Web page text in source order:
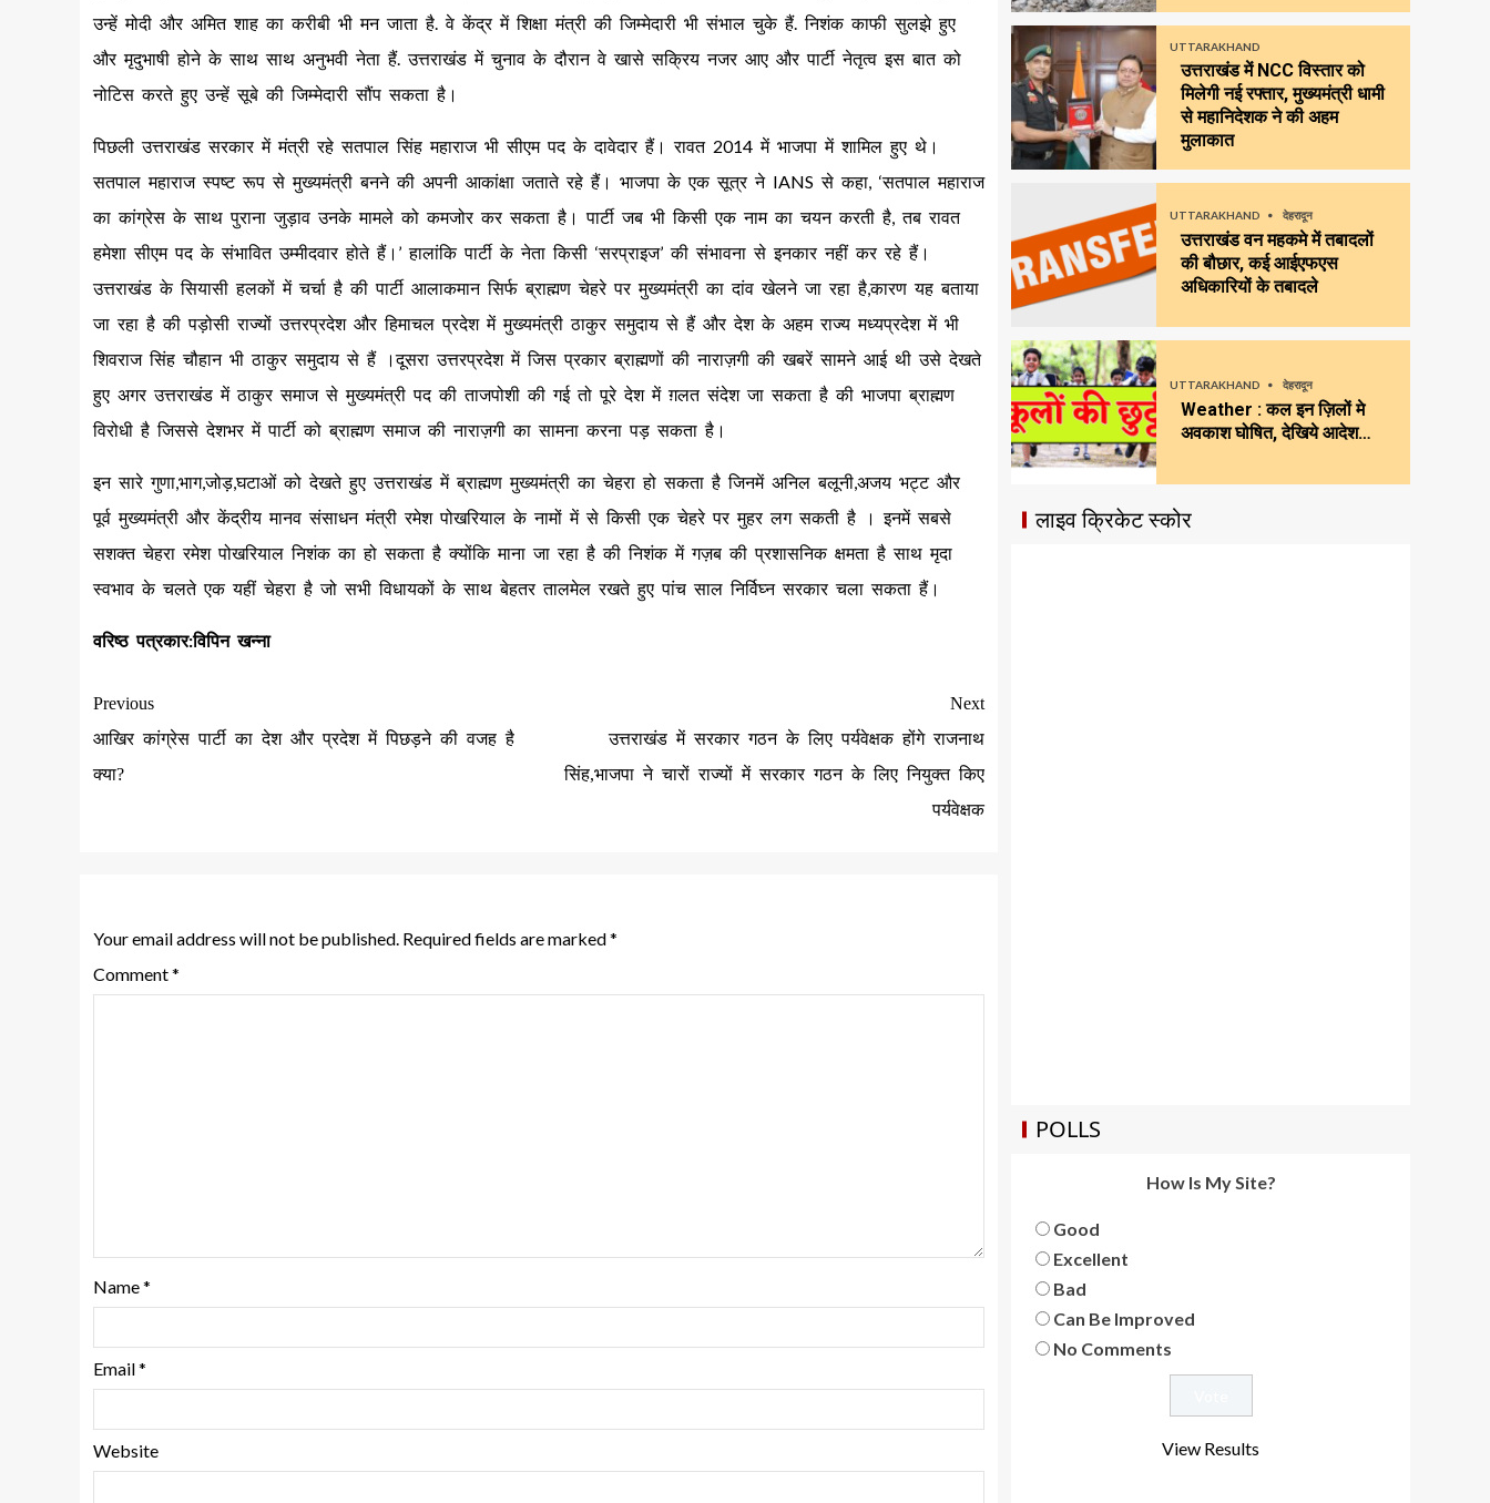
उन्हें मोदी और अमित शाह का करीबी भी मन जाता है. वे केंद्र में शिक्षा मंत्री की जिम्मेदारी भी संभाल चुके हैं. निशंक काफी सुलझे हुए
और मृदुभाषी होने के साथ साथ अनुभवी नेता हैं. उत्तराखंड में चुनाव के दौरान वे खासे सक्रिय नजर आए और पार्टी नेतृत्व इस बात को
नोटिस करते हुए उन्हें सूबे की जिम्मेदारी सौंप सकता है।
पिछली उत्तराखंड सरकार में मंत्री रहे सतपाल सिंह महाराज भी सीएम पद के दावेदार हैं। रावत 2014 में भाजपा में शामिल हुए थे।
सतपाल महाराज स्पष्ट रूप से मुख्यमंत्री बनने की अपनी आकांक्षा जताते रहे हैं। भाजपा के एक सूत्र ने IANS से कहा, ‘सतपाल महाराज
का कांग्रेस के साथ पुराना जुड़ाव उनके मामले को कमजोर कर सकता है। पार्टी जब भी किसी एक नाम का चयन करती है, तब रावत
हमेशा सीएम पद के संभावित उम्मीदवार होते हैं।’ हालांकि पार्टी के नेता किसी ‘सरप्राइज’ की संभावना से इनकार नहीं कर रहे हैं।
उत्तराखंड के सियासी हलकों में चर्चा है की पार्टी आलाकमान सिर्फ ब्राह्मण चेहरे पर मुख्यमंत्री का दांव खेलने जा रहा है,कारण यह बताया
जा रहा है की पड़ोसी राज्यों उत्तरप्रदेश और हिमाचल प्रदेश में मुख्यमंत्री ठाकुर समुदाय से हैं और देश के अहम राज्य मध्यप्रदेश में भी
शिवराज सिंह चौहान भी ठाकुर समुदाय से हैं ।दूसरा उत्तरप्रदेश में जिस प्रकार ब्राह्मणों की नाराज़गी की खबरें सामने आई थी उसे देखते
हुए अगर उत्तराखंड में ठाकुर समाज से मुख्यमंत्री पद की ताजपोशी की गई तो पूरे देश में ग़लत संदेश जा सकता है की भाजपा ब्राह्मण
विरोधी है जिससे देशभर में पार्टी को ब्राह्मण समाज की नाराज़गी का सामना करना पड़ सकता है।
इन सारे गुणा,भाग,जोड़,घटाओं को देखते हुए उत्तराखंड में ब्राह्मण मुख्यमंत्री का चेहरा हो सकता है जिनमें अनिल बलूनी,अजय भट्ट और
पूर्व मुख्यमंत्री और केंद्रीय मानव संसाधन मंत्री रमेश पोखरियाल के नामों में से किसी एक चेहरे पर मुहर लग सकती है । इनमें सबसे
सशक्त चेहरा रमेश पोखरियाल निशंक का हो सकता है क्योंकि माना जा रहा है की निशंक में गज़ब की प्रशासनिक क्षमता है साथ मृदा
स्वभाव के चलते एक यहीं चेहरा है जो सभी विधायकों के साथ बेहतर तालमेल रखते हुए पांच साल निर्विघ्न सरकार चला सकता हैं।
वरिष्ठ पत्रकार:विपिन खन्ना
Previous
आखिर कांग्रेस पार्टी का देश और प्रदेश में पिछड़ने की वजह है
क्या?
Next
उत्तराखंड में सरकार गठन के लिए पर्यवेक्षक होंगे राजनाथ
सिंह,भाजपा ने चारों राज्यों में सरकार गठन के लिए नियुक्त किए
पर्यवेक्षक
Your email address will not be published. Required fields are marked*
Comment*
Name*
Email*
Website
UTTARAKHAND
उत्तराखंड में NCC विस्तार को
मिलेगी नई रफ्तार, मुख्यमंत्री धामी
से महानिदेशक ने की अहम
मुलाकात
UTTARAKHAND देहरादून
उत्तराखंड वन महकमे में तबादलों
की बौछार, कई आईएफएस
अधिकारियों के तबादले
UTTARAKHAND देहरादून
Weather : कल इन ज़िलों मे
अवकाश घोषित, देखिये आदेश…
लाइव क्रिकेट स्कोर
POLLS
How Is My Site?
Good
Excellent
Bad
Can Be Improved
No Comments
View Results